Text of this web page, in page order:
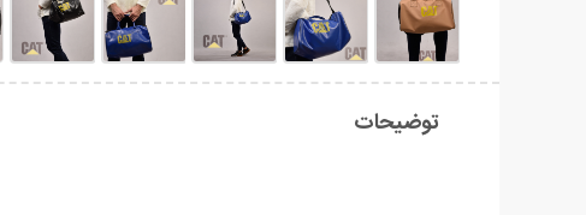
توضیحات